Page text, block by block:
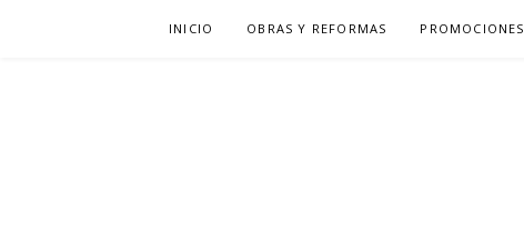
INICIO OBRAS Y REFORMAS PROMOCIONES